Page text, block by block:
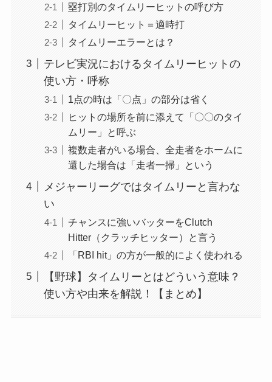
塁打別のタイムリーヒットの呼び方
タイムリーヒット＝適時打
タイムリーエラーとは？
テレビ実況におけるタイムリーヒットの
使い方・呼称
1点の時は「〇点」の部分は省く
ヒットの場所を前に添えて「〇〇のタイ
ムリー」と呼ぶ
複数走者がいる場合、全走者をホームに
還した場合は「走者一掃」という
メジャーリーグではタイムリーと言わな
い
チャンスに強いバッターをClutch
Hitter（クラッチヒッター）と言う
「RBI hit」の方が一般的によく使われる
【野球】タイムリーとはどういう意味？
使い方や由来を解説！【まとめ】